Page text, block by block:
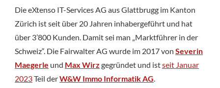
Die eXtenso IT-Services AG aus Glattbrugg im Kanton
Zürich ist seit über 20 Jahren inhabergeführt und hat
über 3’800 Kunden. Damit sei man „Marktführer in der
Schweiz“. Die Fairwalter AG wurde im 2017 von Severin
Maegerle und Max Wirz gegründet und istseit Januar
2023Teil derW&W Immo Informatik AG